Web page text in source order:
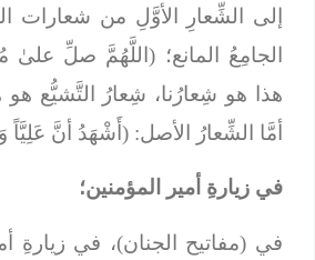
إلى الشِّعارِ الأوَّلِ من شعارات
الجامِعُ المانع؛ (اللَّهُمَّ صلِّ علىٰ
هذا هو شِعارُنا، شِعارُ التَّشيُّع هو
أمَّا الشِّعارُ الأصل: (أَشْهَدُ أنَّ عَلِيَّاً
في زيارةِ أمير المؤمنين؛
في (مفاتيح الجنان)، في زيارةِ